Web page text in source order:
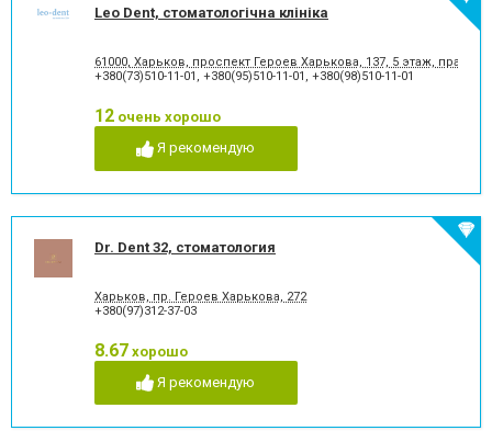
Leo Dent, стоматологічна клініка
61000, Харьков, проспект Героев Харькова, 137, 5 этаж, правое
+380(73)510-11-01 , +380(95)510-11-01 , +380(98)510-11-01
12 очень хорошо
Я рекомендую
Dr. Dent 32, стоматология
Харьков, пр. Героев Харькова, 272
+380(97)312-37-03
8.67 хорошо
Я рекомендую